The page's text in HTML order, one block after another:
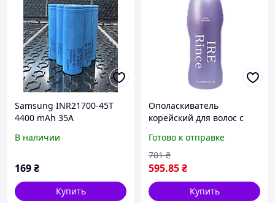
Samsung INR21700-45T
4400 mAh 35А
оригинал
В наличии
169₴
Купить
Ополаскиватель
корейский для волос с
Rinse Salon Formula, 1000
мл
Готово к отправке
595.85₴
701 ₴
Купить